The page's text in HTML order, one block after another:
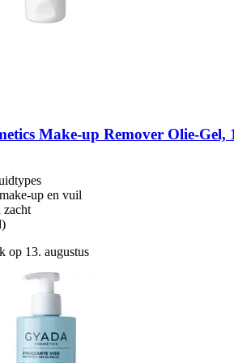
Make-​up Remover Olie-​Gel,
up en vuil
zacht
op 13. augustus